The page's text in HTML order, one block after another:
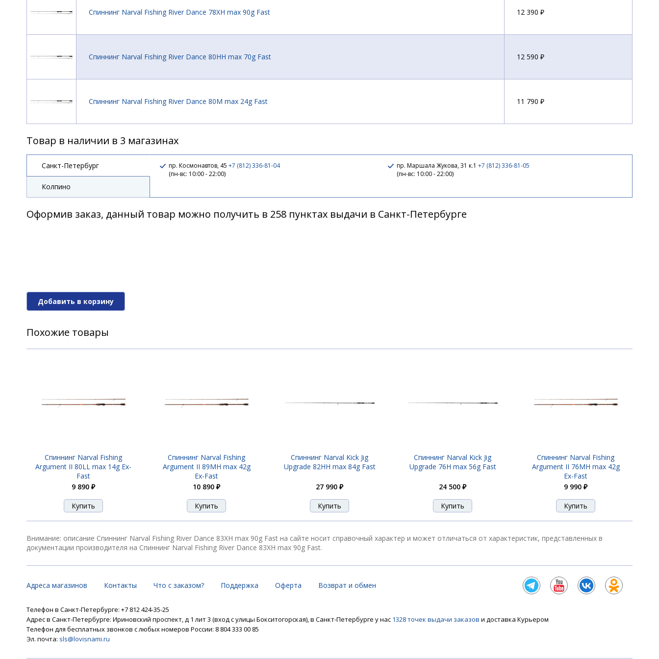
Спиннинг Narval Fishing River Dance 78XH max 90g Fast 12 390 ₽
Спиннинг Narval Fishing River Dance 80HH max 70g Fast 12 590 ₽
Спиннинг Narval Fishing River Dance 80M max 24g Fast 11 790 ₽
Спиннинг Narval Fishing River Dance 83H max 50g Fast
Товар в наличии в 3 магазинах
Санкт-Петербург
Колпино
пр. Космонавтов, 45 +7 (812) 336-81-04
(пн-вс: 10:00 - 22:00)
пр. Маршала Жукова, 31 к.1+7 (812) 336-81-05
(пн-вс: 10:00 - 22:00)
Оформив заказ, данный товар можно получить в 258 пунктах выдачи в Санкт-Петербурге
Добавить в корзину
Похожие товары
Спиннинг Narval Fishing
Argument II 80LL max 14g Ex-
Fast
9 890 ₽
Спиннинг Narval Fishing
Argument II 89MH max 42g
Ex-Fast
10 890 ₽
Спиннинг Narval Kick Jig
Upgrade 82HH max 84g Fast
27 990 ₽
Спиннинг Narval Kick Jig
Upgrade 76H max 56g Fast
24 500 ₽
Спиннинг Narval Fishing
Argument II 76MH max 42g
Ex-Fast
9 990 ₽
Внимание: описание Спиннинг Narval Fishing River Dance 83XH max 90g Fast на сайте носит справочный характер и может отличаться от характеристик, представленных в
документации производителя на Спиннинг Narval Fishing River Dance 83XH max 90g Fast.
Адреса магазинов Контакты Что с заказом? Поддержка Оферта Возврат и обмен
Телефон в Санкт-Петербурге: +7 812 424-35-25
Адрес в Санкт-Петербурге: Ириновский проспект, д 1 лит 3 (вход с улицы Бокситогорская), в Санкт-Петербурге у нас 1328 точек выдачи заказов и доставка Курьером
Телефон для бесплатных звонков с любых номеров России: 8 804 333 00 85
Эл. почта: sls@lovisnami.ru